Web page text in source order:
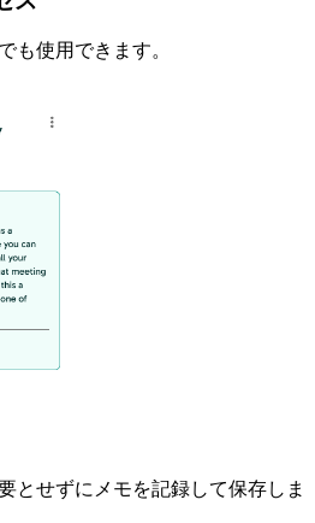
も使用できます。
とせずにメモを記録して保存しま